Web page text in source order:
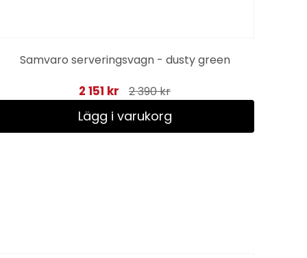
Samvaro serveringsvagn - dusty green
2 151 kr 2 390 kr
Lägg i varukorg